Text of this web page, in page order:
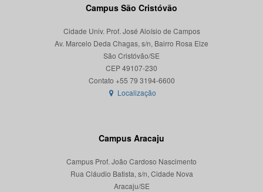
Campus São Cristóvão
Cidade Univ. Prof. José Aloísio de Campos
Av. Marcelo Deda Chagas, s/n, Bairro Rosa Elze
São Cristóvão/SE
CEP 49107-230
Localização
Campus Aracaju
Campus Prof. João Cardoso Nascimento
Rua Cláudio Batista, s/n, Cidade Nova
Aracaju/SE